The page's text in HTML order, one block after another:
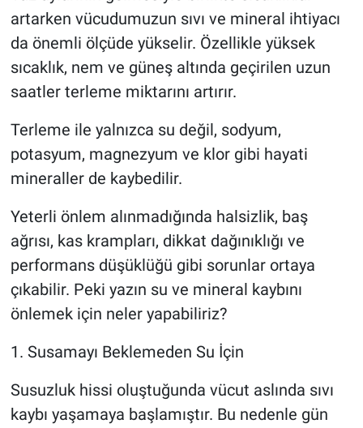
artarken vücudumuzun sıvı ve mineral ihtiyacı
da önemli ölçüde yükselir. Özellikle yüksek
sıcaklık, nem ve güneş altında geçirilen uzun
saatler terleme miktarını artırır.
Terleme ile yalnızca su değil, sodyum,
potasyum, magnezyum ve klor gibi hayati
mineraller de kaybedilir.
Yeterli önlem alınmadığında halsizlik, baş
ağrısı, kas krampları, dikkat dağınıklığı ve
performans düşüklüğü gibi sorunlar ortaya
çıkabilir. Peki yazın su ve mineral kaybını
önlemek için neler yapabiliriz?
1. Susamayı Beklemeden Su İçin
Susuzluk hissi oluştuğunda vücut aslında sıvı
kaybı yaşamaya başlamıştır. Bu nedenle gün
Astroloji-Rüya